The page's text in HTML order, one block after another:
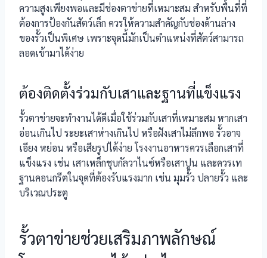
ความสูงเพียงพอและมีช่องตาข่ายที่เหมาะสม สำหรับพื้นที่ที่
ต้องการป้องกันสัตว์เล็ก ควรให้ความสำคัญกับช่องด้านล่าง
ของรั้วเป็นพิเศษ เพราะจุดนี้มักเป็นตำแหน่งที่สัตว์สามารถ
ลอดเข้ามาได้ง่าย
ต้องติดตั้งร่วมกับเสาและฐานที่แข็งแรง
รั้วตาข่ายจะทำงานได้ดีเมื่อใช้ร่วมกับเสาที่เหมาะสม หากเสา
อ่อนเกินไป ระยะเสาห่างเกินไป หรือฝังเสาไม่ลึกพอ รั้วอาจ
เอียง หย่อน หรือเสียรูปได้ง่าย โรงงานอาหารควรเลือกเสาที่
แข็งแรง เช่น เสาเหล็กชุบกัลวาไนซ์หรือเสาปูน และควรเท
ฐานคอนกรีตในจุดที่ต้องรับแรงมาก เช่น มุมรั้ว ปลายรั้ว และ
บริเวณประตู
รั้วตาข่ายช่วยเสริมภาพลักษณ์